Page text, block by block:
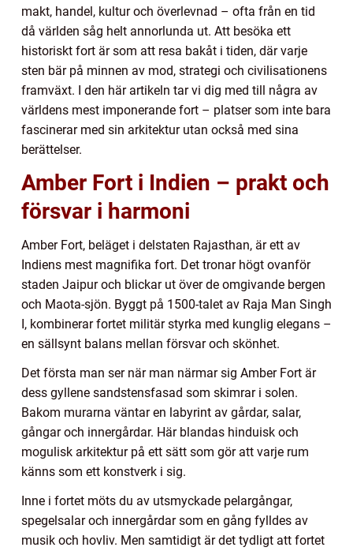
makt, handel, kultur och överlevnad – ofta från en tid
då världen såg helt annorlunda ut. Att besöka ett
historiskt fort är som att resa bakåt i tiden, där varje
sten bär på minnen av mod, strategi och civilisationens
framväxt. I den här artikeln tar vi dig med till några av
världens mest imponerande fort – platser som inte bara
fascinerar med sin arkitektur utan också med sina
berättelser.
Amber Fort i Indien – prakt och
försvar i harmoni
Amber Fort, beläget i delstaten Rajasthan, är ett av
Indiens mest magnifika fort. Det tronar högt ovanför
staden Jaipur och blickar ut över de omgivande bergen
och Maota-sjön. Byggt på 1500-talet av Raja Man Singh
I, kombinerar fortet militär styrka med kunglig elegans –
en sällsynt balans mellan försvar och skönhet.
Det första man ser när man närmar sig Amber Fort är
dess gyllene sandstensfasad som skimrar i solen.
Bakom murarna väntar en labyrint av gårdar, salar,
gångar och innergårdar. Här blandas hinduisk och
mogulisk arkitektur på ett sätt som gör att varje rum
känns som ett konstverk i sig.
Inne i fortet möts du av utsmyckade pelargångar,
spegelsalar och innergårdar som en gång fylldes av
musik och hovliv. Men samtidigt är det tydligt att fortet